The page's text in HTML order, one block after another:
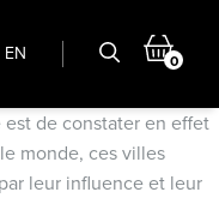
EN 0
de constater en effet
monde, ces villes
leur influence et leur